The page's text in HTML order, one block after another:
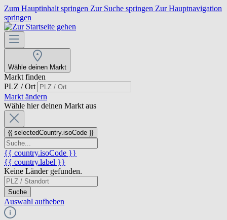
Zum Hauptinhalt springen Zur Suche springen Zur Hauptnavigation
springen
Wähle deinen Markt
Markt finden
PLZ / Ort
Markt ändern
Wähle hier deinen Markt aus
{{ selectedCountry.isoCode }}
{{ country.isoCode }}
{{ country.label }}
Keine Länder gefunden.
Suche
Auswahl aufheben